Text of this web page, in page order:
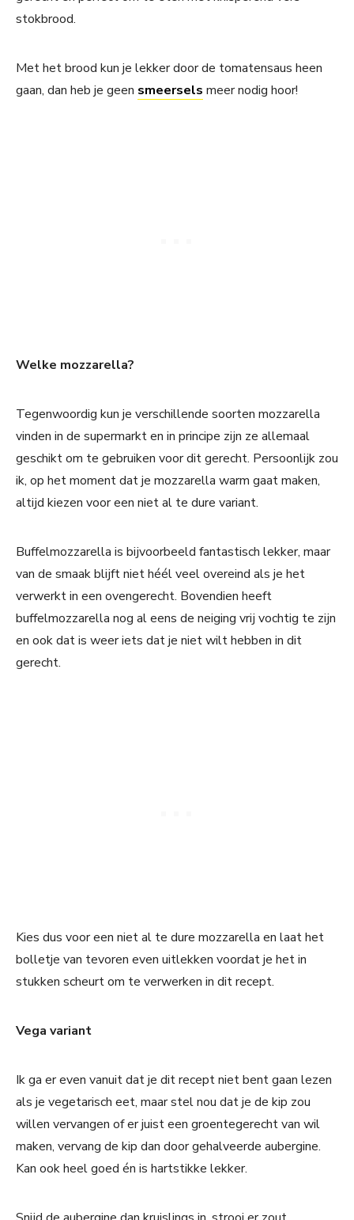
stokbrood.
Met het brood kun je lekker door de tomatensaus heen
gaan, dan heb je geen smeersels meer nodig hoor!
Welke mozzarella?
Tegenwoordig kun je verschillende soorten mozzarella
vinden in de supermarkt en in principe zijn ze allemaal
geschikt om te gebruiken voor dit gerecht. Persoonlijk zou
ik, op het moment dat je mozzarella warm gaat maken,
altijd kiezen voor een niet al te dure variant.
Buffelmozzarella is bijvoorbeeld fantastisch lekker, maar
van de smaak blijft niet héél veel overeind als je het
verwerkt in een ovengerecht. Bovendien heeft
buffelmozzarella nog al eens de neiging vrij vochtig te zijn
en ook dat is weer iets dat je niet wilt hebben in dit
gerecht.
Kies dus voor een niet al te dure mozzarella en laat het
bolletje van tevoren even uitlekken voordat je het in
stukken scheurt om te verwerken in dit recept.
Vega variant
Ik ga er even vanuit dat je dit recept niet bent gaan lezen
als je vegetarisch eet, maar stel nou dat je de kip zou
willen vervangen of er juist een groentegerecht van wil
maken, vervang de kip dan door gehalveerde aubergine.
Kan ook heel goed én is hartstikke lekker.